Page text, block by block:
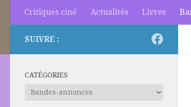
Critiques ciné Actualités Livres
SUIVRE :
CATÉGORIES
Catégories